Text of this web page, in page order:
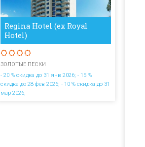
Regina Hotel (ex Royal
Hotel)
ЗОЛОТЫЕ ПЕСКИ
- 20 % скидка до 31 янв 2026; - 15 %
скидка до 28 фев 2026; - 10 % скидка до 31
мар 2026;